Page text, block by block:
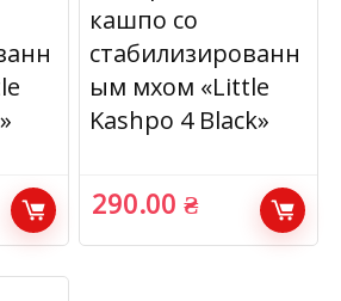
кашпо со
стабилизированн
ым мхом «Little
Kashpo 4 Black»
290.00₴